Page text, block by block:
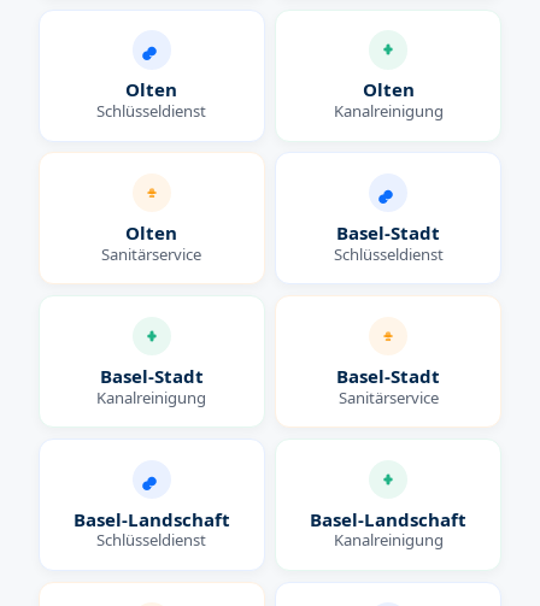
Olten
Schlüsseldienst
Olten
Kanalreinigung
Olten
Sanitärservice
Basel-Stadt
Schlüsseldienst
Basel-Stadt
Kanalreinigung
Basel-Stadt
Sanitärservice
Basel-Landschaft
Schlüsseldienst
Basel-Landschaft
Kanalreinigung